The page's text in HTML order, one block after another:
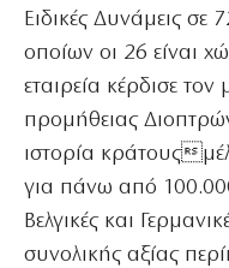
Ειδικές Δυνάμεις
οποίων οι 26 είναι
εταιρεία κέρδισε
προμήθειας
ιστορία κράτους
για πάνω από
Βελγικές και
συνολικής αξίας